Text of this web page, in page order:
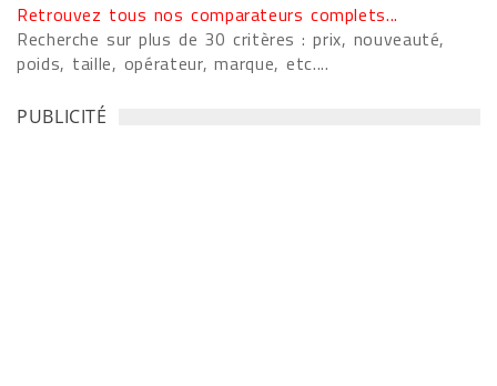
Retrouvez tous nos comparateurs complets...
Recherche sur plus de 30 critères : prix, nouveauté,
poids, taille, opérateur, marque, etc....
PUBLICITÉ